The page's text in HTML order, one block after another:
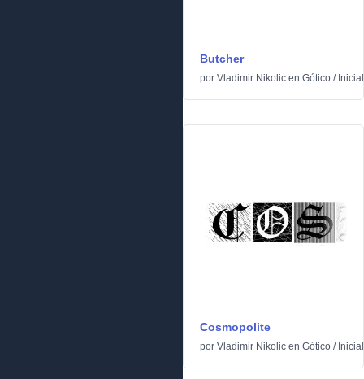
Butcher
por Vladimir Nikolic en Gótico /
Cosmopolite
por Vladimir Nikolic en Gótico /